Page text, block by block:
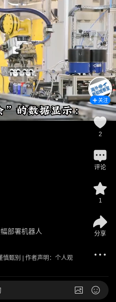
部署机器人
慎甄别 | 作者声明：个人观
关注
2
评论
1
分享